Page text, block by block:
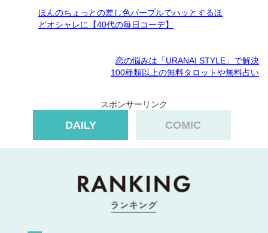
ほんのちょっとの差し色パープルでハッとするほ
どオシャレに【40代の毎日コーデ】
恋の悩みは「URANAI STYLE」で解決
100種類以上の無料タロットや無料占い
スポンサーリンク
DAILY COMIC